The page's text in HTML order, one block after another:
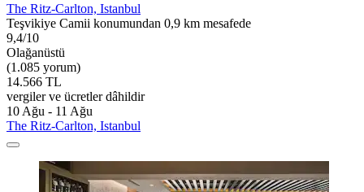
The Ritz-Carlton, Istanbul
Teşvikiye Camii konumundan 0,9 km mesafede
9,4/10
Olağanüstü
(1.085 yorum)
14.566 TL
vergiler ve ücretler dâhildir
10 Ağu - 11 Ağu
The Ritz-Carlton, Istanbul